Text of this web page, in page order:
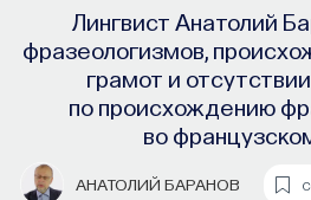
Лингвист Анатолий
фразеологизмов,
грамот и
по происхождению
во
АНАТОЛИЙ БАРАНОВ
ПОСТНАУКА СОХРАНИТЬ В